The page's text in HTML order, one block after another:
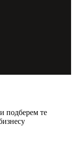
подберем те